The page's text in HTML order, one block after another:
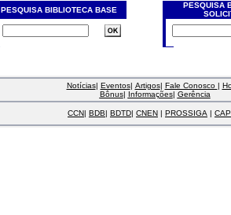
PESQUISA BIBLIOTECA BASE
PESQUISA
Notícias| Eventos| Artigos| Fale Conosco |
Bônus| Informações| Gerência
CCN| BDB| BDTD| CNEN | PROSSIGA |